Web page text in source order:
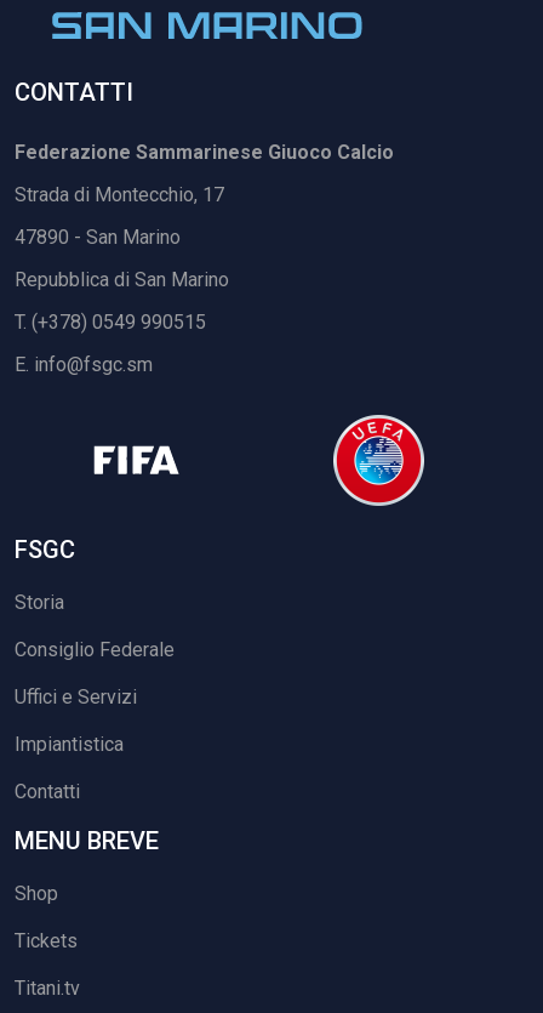
CONTATTI
Federazione Sammarinese Giuoco Calcio
Strada di Montecchio, 17
47890 - San Marino
Repubblica di San Marino
T. (+378) 0549 990515
E. info@fsgc.sm
FSGC
Storia
Consiglio Federale
Uffici e Servizi
Impiantistica
Contatti
MENU BREVE
Shop
Tickets
Titani.tv